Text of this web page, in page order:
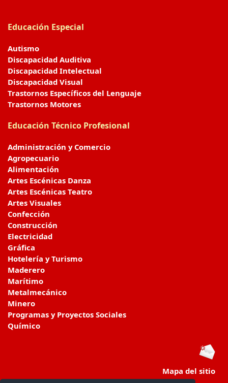
Educación Especial
Autismo
Discapacidad Auditiva
Discapacidad Intelectual
Discapacidad Visual
Trastornos Específicos del Lenguaje
Trastornos Motores
Educación Técnico Profesional
Administración y Comercio
Agropecuario
Alimentación
Artes Escénicas Danza
Artes Escénicas Teatro
Artes Visuales
Confección
Construcción
Electricidad
Gráfica
Hotelería y Turismo
Maderero
Marítimo
Metalmecánico
Minero
Programas y Proyectos Sociales
Químico
Mapa del sitio